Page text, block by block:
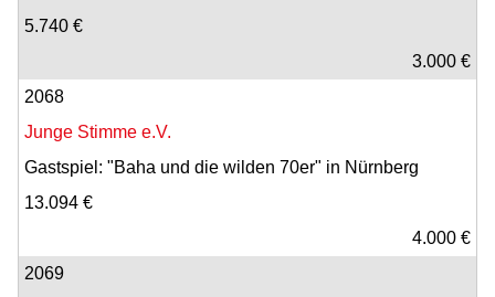
5.740 €
3.000 €
2068
Junge Stimme e.V.
Gastspiel: "Baha und die wilden 70er" in Nürnberg
13.094 €
4.000 €
2069